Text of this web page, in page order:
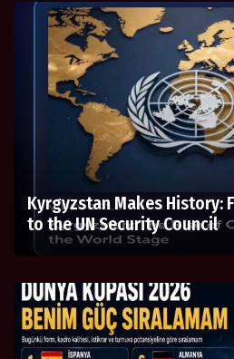
Kyrgyzstan Makes History:
to the UN Security Council